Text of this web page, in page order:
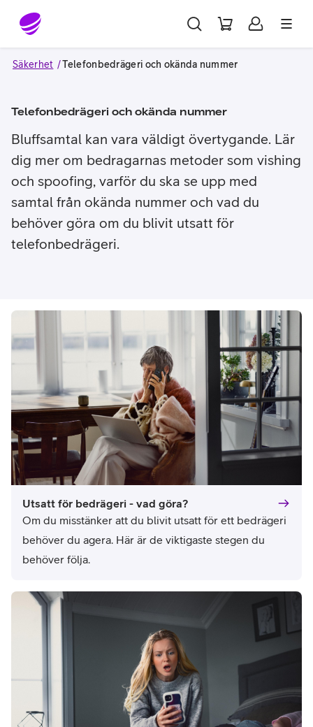
Gå till sidans innehåll
Säkerhet Telefonbedrägeri och okända nummer
Telefonbedrägeri och okända nummer
Bluffsamtal kan vara väldigt övertygande. Lär
dig mer om bedragarnas metoder som vishing
och spoofing, varför du ska se upp med
samtal från okända nummer och vad du
behöver göra om du blivit utsatt för
telefonbedrägeri.
Utsatt för bedrägeri - vad göra?
Om du misstänker att du blivit utsatt för ett bedrägeri
behöver du agera. Här är de viktigaste stegen du
behöver följa.